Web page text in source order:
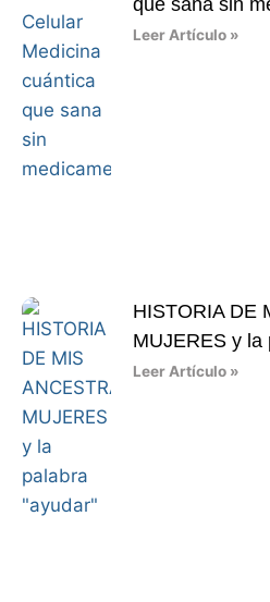
que sana sin
Leer Artículo »
HISTORIA DE
MUJERES y la
Leer Artículo »